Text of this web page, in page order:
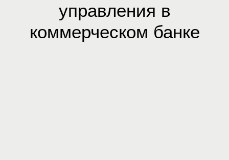
управления в
коммерческом банке